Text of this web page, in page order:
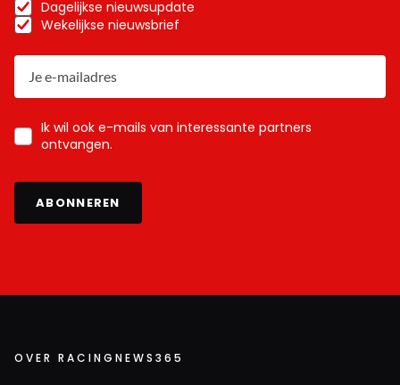
Dagelijkse nieuwsupdate
Wekelijkse nieuwsbrief
Ik wil ook e-mails van interessante partners
ontvangen.
ABONNEREN
OVER RACINGNEWS365